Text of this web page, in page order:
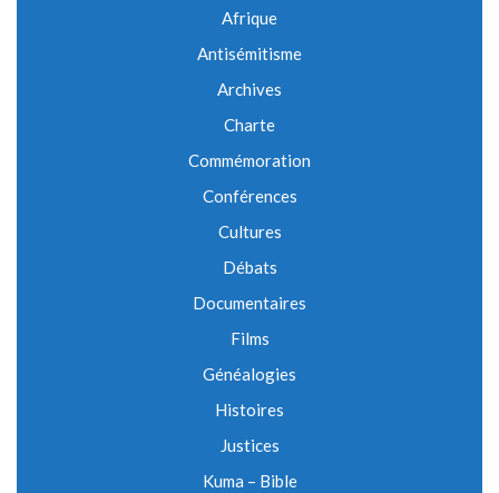
Afrique
Antisémitisme
Archives
Charte
Commémoration
Conférences
Cultures
Débats
Documentaires
Films
Généalogies
Histoires
Justices
Kuma – Bible